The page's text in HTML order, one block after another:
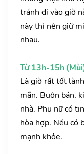
tránh đi vào giờ
này thì nên giữ
nhau.
Từ 13h-15h
Là giờ rất tốt
mắn. Buôn bán,
nhà. Phụ nữ có
hòa hợp. Nếu có
mạnh khỏe.